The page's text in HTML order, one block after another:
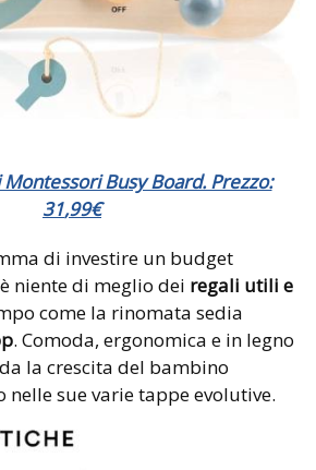
Montessori Busy Board. Prezzo:
31,99€
di investire un budget
niente di meglio dei regali utili e
come la rinomata sedia
. Comoda, ergonomica e in legno
la crescita del bambino
nelle sue varie tappe evolutive.